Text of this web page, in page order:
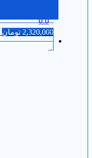
0.0
2,320,000 تومان